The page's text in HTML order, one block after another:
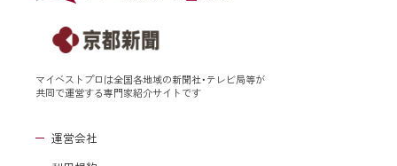
マイベストプロは全国各地域の新聞社・テレビ局等が
共同で運営する専門家紹介サイトです
運営会社